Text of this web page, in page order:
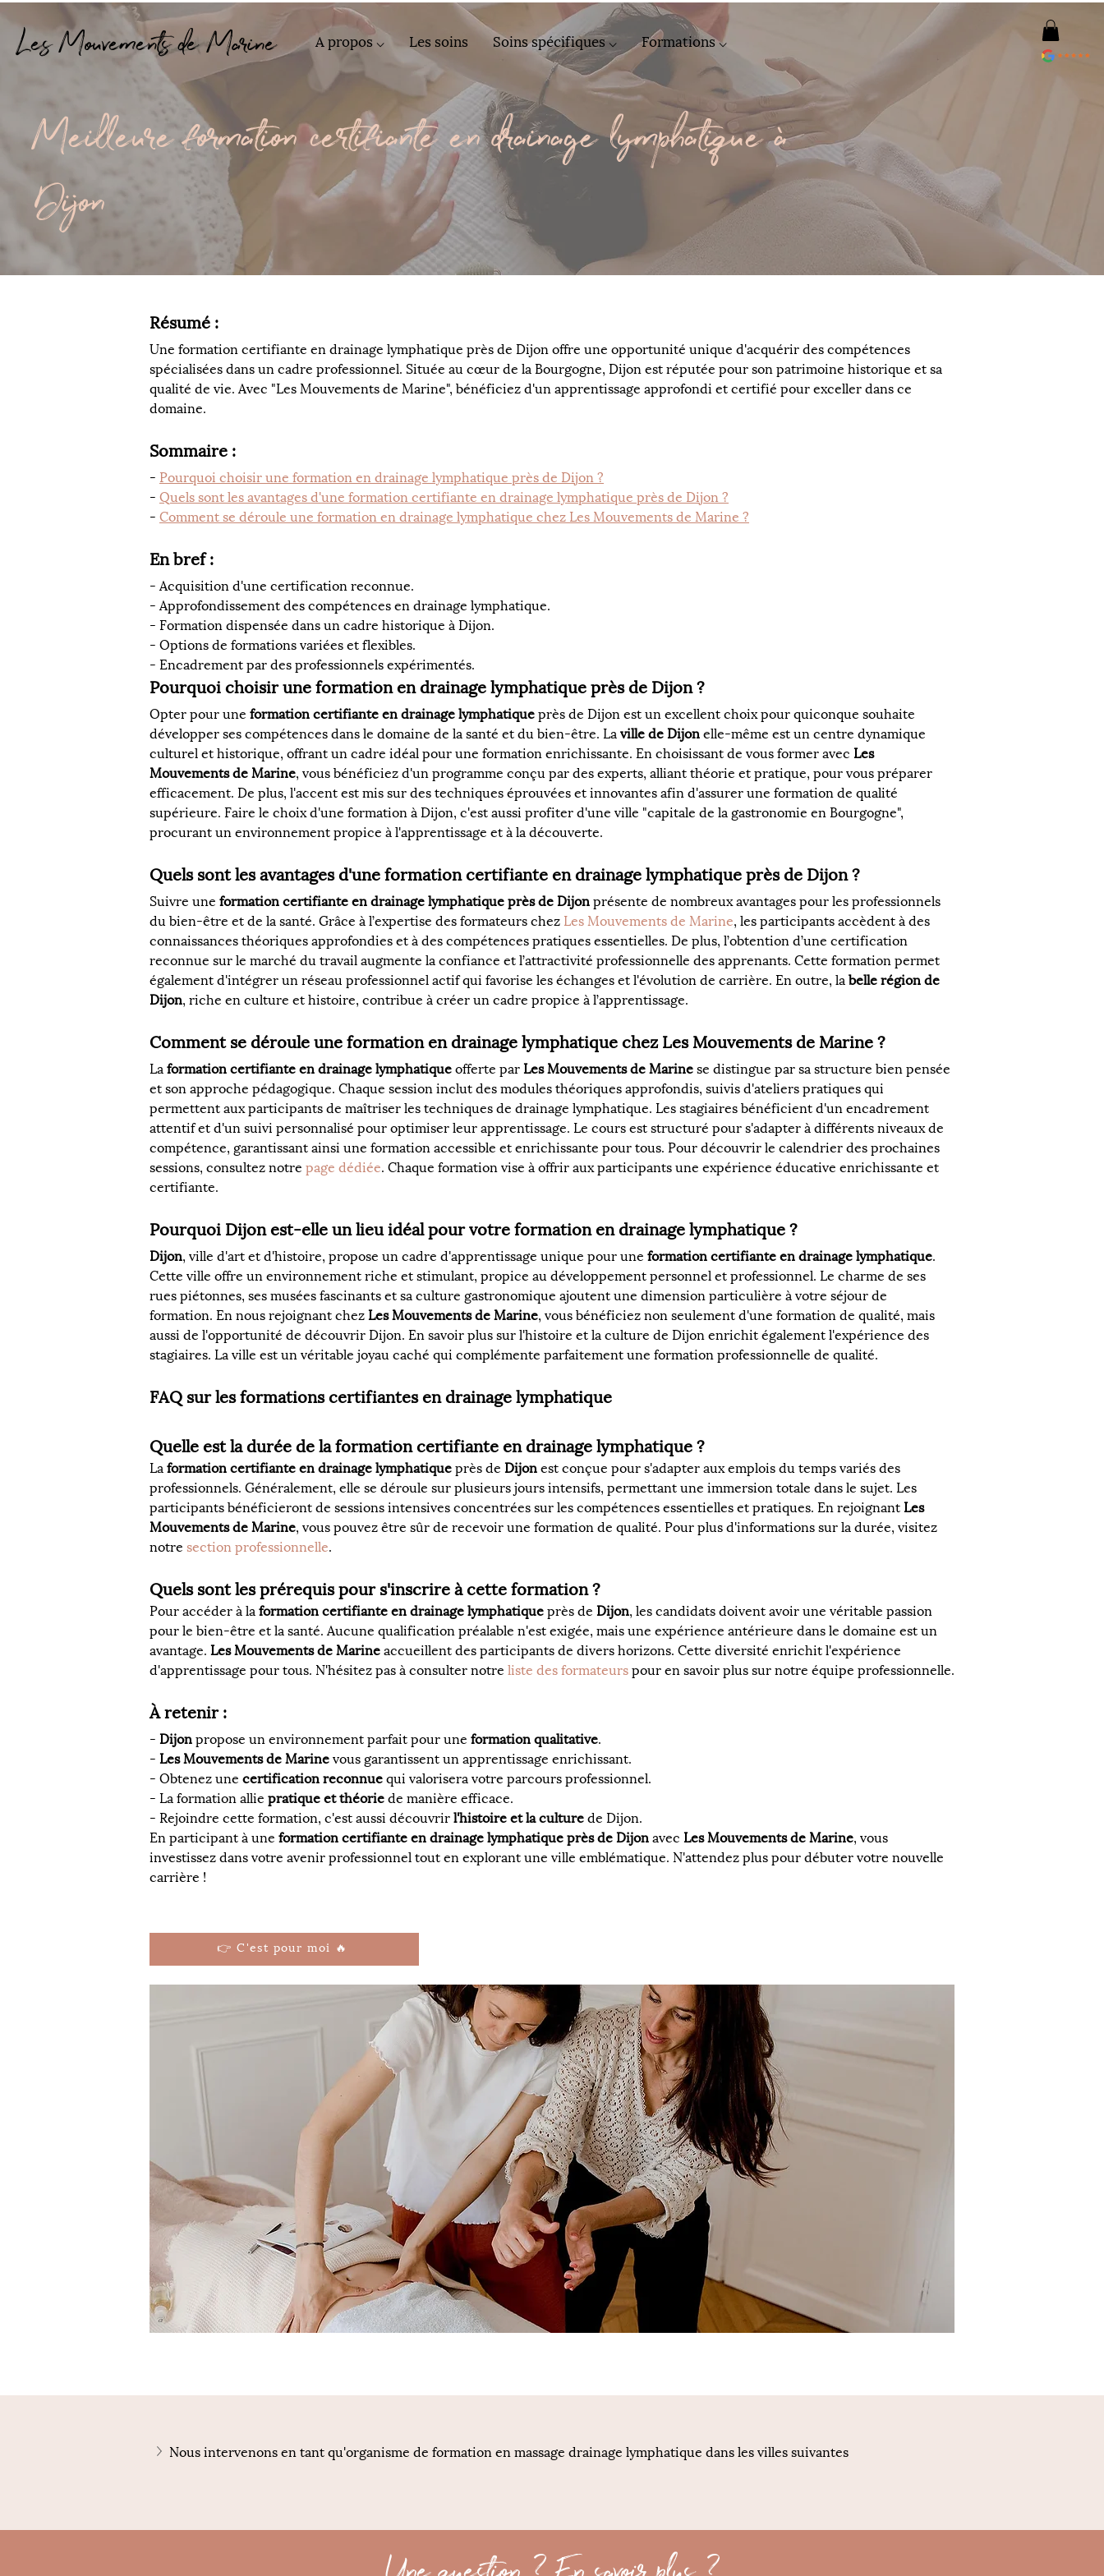
Les Mouvements de Marine A propos ⌵ Les soins Soins spécifiques ⌵ Formations ⌵
Meilleure formation certifiante en drainage lymphatique à
Dijon
Résumé :
Une formation certifiante en drainage lymphatique près de Dijon offre une opportunité unique d'acquérir des compétences
spécialisées dans un cadre professionnel. Située au cœur de la Bourgogne, Dijon est réputée pour son patrimoine historique et sa
qualité de vie. Avec "Les Mouvements de Marine", bénéficiez d'un apprentissage approfondi et certifié pour exceller dans ce
domaine.
Sommaire :
- Pourquoi choisir une formation en drainage lymphatique près de Dijon ?
- Quels sont les avantages d'une formation certifiante en drainage lymphatique près de Dijon ?
- Comment se déroule une formation en drainage lymphatique chez Les Mouvements de Marine ?
En bref :
- Acquisition d'une certification reconnue.
- Approfondissement des compétences en drainage lymphatique.
- Formation dispensée dans un cadre historique à Dijon.
- Options de formations variées et flexibles.
- Encadrement par des professionnels expérimentés.
Pourquoi choisir une formation en drainage lymphatique près de Dijon ?
Opter pour une formation certifiante en drainage lymphatique près de Dijon est un excellent choix pour quiconque souhaite
développer ses compétences dans le domaine de la santé et du bien-être. La ville de Dijon elle-même est un centre dynamique
culturel et historique, offrant un cadre idéal pour une formation enrichissante. En choisissant de vous former avec Les
Mouvements de Marine, vous bénéficiez d'un programme conçu par des experts, alliant théorie et pratique, pour vous préparer
efficacement. De plus, l'accent est mis sur des techniques éprouvées et innovantes afin d'assurer une formation de qualité
supérieure. Faire le choix d'une formation à Dijon, c'est aussi profiter d'une ville "capitale de la gastronomie en Bourgogne",
procurant un environnement propice à l'apprentissage et à la découverte.
Quels sont les avantages d'une formation certifiante en drainage lymphatique près de Dijon ?
Suivre une formation certifiante en drainage lymphatique près de Dijon présente de nombreux avantages pour les professionnels
du bien-être et de la santé. Grâce à l’expertise des formateurs chez Les Mouvements de Marine, les participants accèdent à des
connaissances théoriques approfondies et à des compétences pratiques essentielles. De plus, l’obtention d’une certification
reconnue sur le marché du travail augmente la confiance et l’attractivité professionnelle des apprenants. Cette formation permet
également d'intégrer un réseau professionnel actif qui favorise les échanges et l'évolution de carrière. En outre, la belle région de
Dijon, riche en culture et histoire, contribue à créer un cadre propice à l’apprentissage.
Comment se déroule une formation en drainage lymphatique chez Les Mouvements de Marine ?
La formation certifiante en drainage lymphatique offerte par Les Mouvements de Marine se distingue par sa structure bien pensée
et son approche pédagogique. Chaque session inclut des modules théoriques approfondis, suivis d'ateliers pratiques qui
permettent aux participants de maîtriser les techniques de drainage lymphatique. Les stagiaires bénéficient d'un encadrement
attentif et d'un suivi personnalisé pour optimiser leur apprentissage. Le cours est structuré pour s'adapter à différents niveaux de
compétence, garantissant ainsi une formation accessible et enrichissante pour tous. Pour découvrir le calendrier des prochaines
sessions, consultez notre page dédiée. Chaque formation vise à offrir aux participants une expérience éducative enrichissante et
certifiante.
Pourquoi Dijon est-elle un lieu idéal pour votre formation en drainage lymphatique ?
Dijon, ville d'art et d'histoire, propose un cadre d'apprentissage unique pour une formation certifiante en drainage lymphatique.
Cette ville offre un environnement riche et stimulant, propice au développement personnel et professionnel. Le charme de ses
rues piétonnes, ses musées fascinants et sa culture gastronomique ajoutent une dimension particulière à votre séjour de
formation. En nous rejoignant chez Les Mouvements de Marine, vous bénéficiez non seulement d'une formation de qualité, mais
aussi de l'opportunité de découvrir Dijon. En savoir plus sur l'histoire et la culture de Dijon enrichit également l'expérience des
stagiaires. La ville est un véritable joyau caché qui complémente parfaitement une formation professionnelle de qualité.
FAQ sur les formations certifiantes en drainage lymphatique
Quelle est la durée de la formation certifiante en drainage lymphatique ?
La formation certifiante en drainage lymphatique près de Dijon est conçue pour s'adapter aux emplois du temps variés des
professionnels. Généralement, elle se déroule sur plusieurs jours intensifs, permettant une immersion totale dans le sujet. Les
participants bénéficieront de sessions intensives concentrées sur les compétences essentielles et pratiques. En rejoignant Les
Mouvements de Marine, vous pouvez être sûr de recevoir une formation de qualité. Pour plus d'informations sur la durée, visitez
notre section professionnelle.
Quels sont les prérequis pour s'inscrire à cette formation ?
Pour accéder à la formation certifiante en drainage lymphatique près de Dijon, les candidats doivent avoir une véritable passion
pour le bien-être et la santé. Aucune qualification préalable n'est exigée, mais une expérience antérieure dans le domaine est un
avantage. Les Mouvements de Marine accueillent des participants de divers horizons. Cette diversité enrichit l'expérience
d'apprentissage pour tous. N'hésitez pas à consulter notre liste des formateurs pour en savoir plus sur notre équipe professionnelle.
À retenir :
- Dijon propose un environnement parfait pour une formation qualitative.
- Les Mouvements de Marine vous garantissent un apprentissage enrichissant.
- Obtenez une certification reconnue qui valorisera votre parcours professionnel.
- La formation allie pratique et théorie de manière efficace.
- Rejoindre cette formation, c'est aussi découvrir l'histoire et la culture de Dijon.
En participant à une formation certifiante en drainage lymphatique près de Dijon avec Les Mouvements de Marine, vous
investissez dans votre avenir professionnel tout en explorant une ville emblématique. N'attendez plus pour débuter votre nouvelle
carrière !
👉 C'est pour moi 🔥
Nous intervenons en tant qu'organisme de formation en massage drainage lymphatique dans les villes suivantes